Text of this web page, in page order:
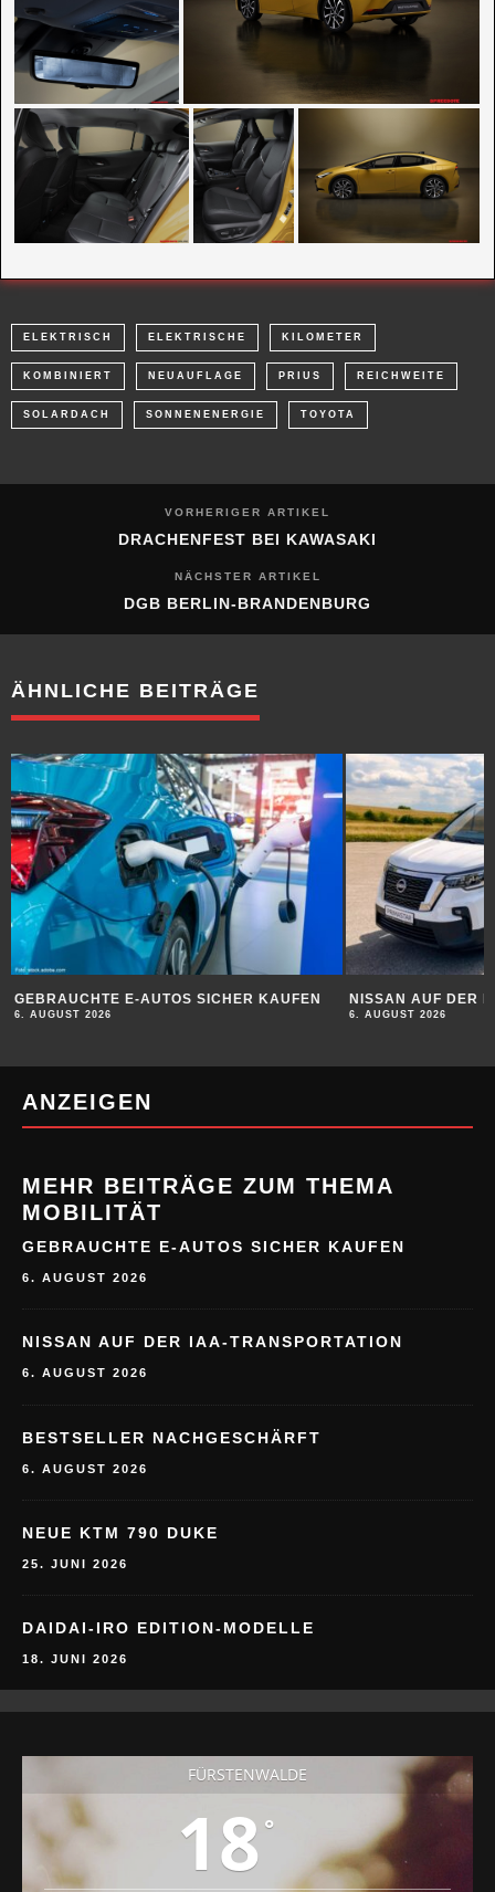
ELEKTRISCH ELEKTRISCHE KILOMETER
KOMBINIERT NEUAUFLAGE PRIUS REICHWEITE
SOLARDACH SONNENENERGIE TOYOTA
VORHERIGER ARTIKEL
DRACHENFEST BEI KAWASAKI
NÄCHSTER ARTIKEL
DGB BERLIN-BRANDENBURG
ÄHNLICHE BEITRÄGE
GEBRAUCHTE E-AUTOS SICHER KAUFEN
6. AUGUST 2026
NISSAN AUF DER
6. AUGUST 2026
ANZEIGEN
MEHR BEITRÄGE ZUM THEMA
MOBILITÄT
GEBRAUCHTE E-AUTOS SICHER KAUFEN
6. AUGUST 2026
NISSAN AUF DER IAA-TRANSPORTATION
6. AUGUST 2026
BESTSELLER NACHGESCHÄRFT
6. AUGUST 2026
NEUE KTM 790 DUKE
25. JUNI 2026
DAIDAI-IRO EDITION-MODELLE
18. JUNI 2026
FÜRSTENWALDE
18 °